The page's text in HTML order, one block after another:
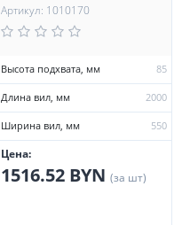
Артикул: 1010170
Высота подхвата, мм 85
Длина вил, мм 2000
Ширина вил, мм 550
Цена:
1516.52 BYN (за шт)